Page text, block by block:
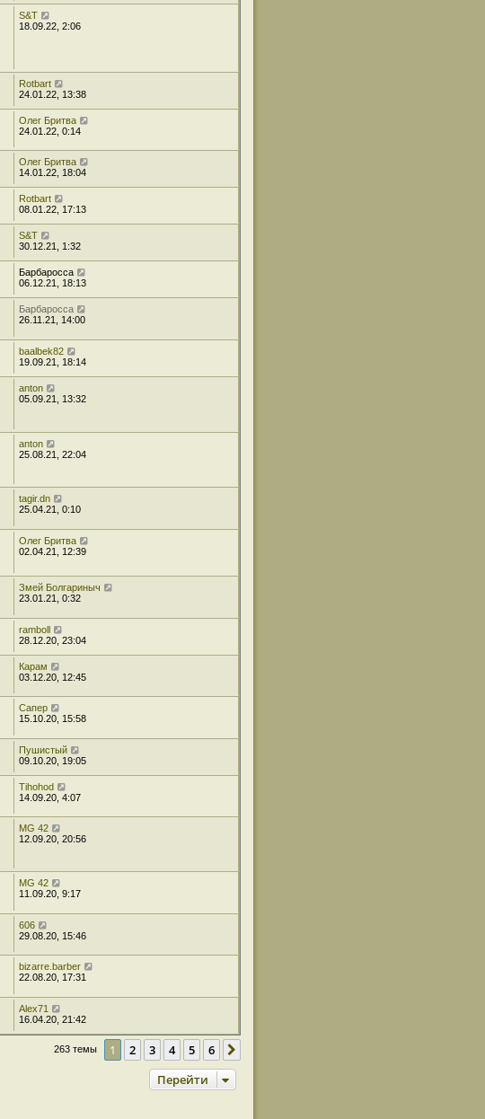
S&T
18.09.22, 2:06
Rotbart
24.01.22, 13:38
Олег Бритва
24.01.22, 0:14
Олег Бритва
14.01.22, 18:04
Rotbart
08.01.22, 17:13
S&T
30.12.21, 1:32
Барбаросса
06.12.21, 18:13
Барбаросса
26.11.21, 14:00
baalbek82
19.09.21, 18:14
anton
05.09.21, 13:32
anton
25.08.21, 22:04
tagir.dn
25.04.21, 0:10
Олег Бритва
02.04.21, 12:39
Змей Болгариныч
23.01.21, 0:32
ramboll
28.12.20, 23:04
Карам
03.12.20, 12:45
Сапер
15.10.20, 15:58
Пушистый
09.10.20, 19:05
Tihohod
14.09.20, 4:07
MG 42
12.09.20, 20:56
MG 42
11.09.20, 9:17
606
29.08.20, 15:46
bizarre.barber
22.08.20, 17:31
Alex71
16.04.20, 21:42
263 темы 1 2 3 4 5 6
Перейти